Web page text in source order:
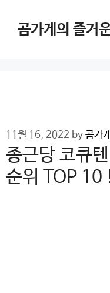
content곰가게의 즐거
11월 16, 2022 by 곰가게
종근당 코큐
순위 TOP 10